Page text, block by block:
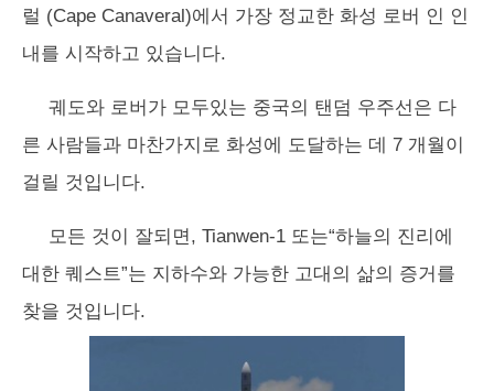
럴 (Cape Canaveral)에서 가장 정교한 화성 로버 인 인
내를 시작하고 있습니다.
궤도와 로버가 모두있는 중국의 탠덤 우주선은 다
른 사람들과 마찬가지로 화성에 도달하는 데 7 개월이
걸릴 것입니다.
모든 것이 잘되면, Tianwen-1 또는“하늘의 진리에
대한 퀘스트”는 지하수와 가능한 고대의 삶의 증거를
찾을 것입니다.